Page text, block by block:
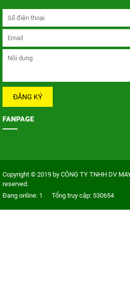
FANPAGE
Copyright © 2019 by CÔNG TY TNHH DV
reserved.
Đang online: 1
Tổng truy cập: 530654